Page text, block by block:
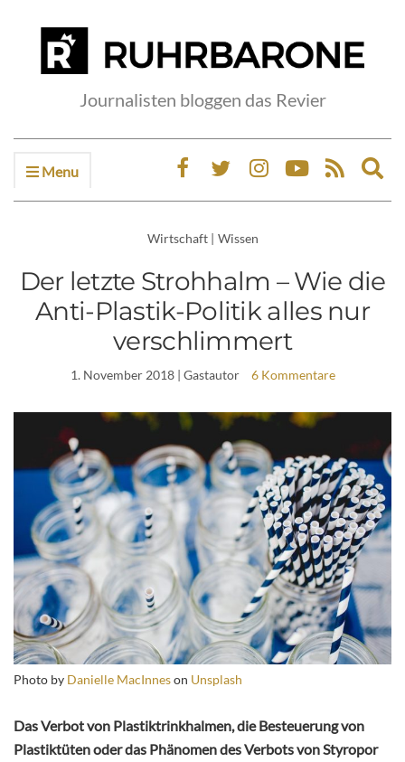
Journalisten bloggen das Revier
Menu
Wirtschaft | Wissen
Der letzte Strohhalm – Wie die
Anti-Plastik-Politik alles nur
verschlimmert
1. November 2018| Gastautor 6 Kommentare
Photo by Danielle MacInneson Unsplash
Das Verbot von Plastiktrinkhalmen, die Besteuerung von
Plastiktüten oder das Phänomen des Verbots von Styropor